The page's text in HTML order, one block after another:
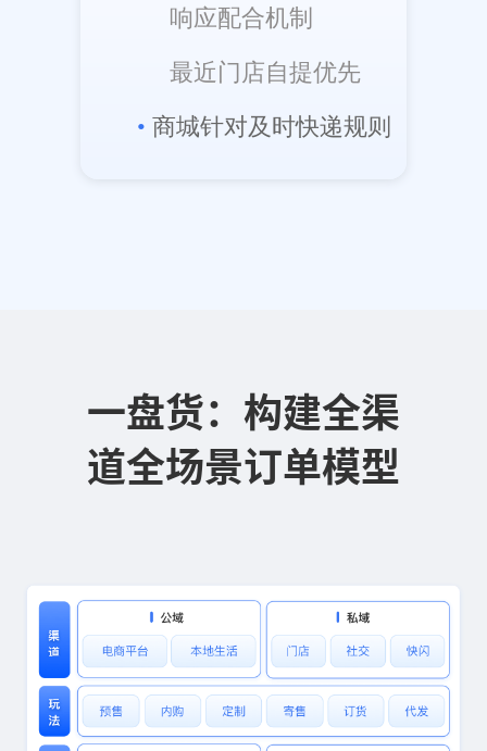
响应配合机制
最近门店自提优先
• 商城针对及时快递规则
一盘货：构建全渠
道全场景订单模型